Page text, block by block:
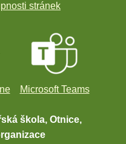
stránek
Microsoft Teams
škola, Otnice,